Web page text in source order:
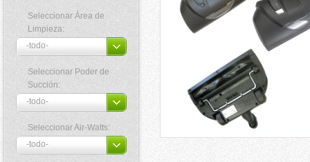
Seleccionar Área de
Limpieza:
Seleccionar Poder de
Succión:
Seleccionar Air-Watts: